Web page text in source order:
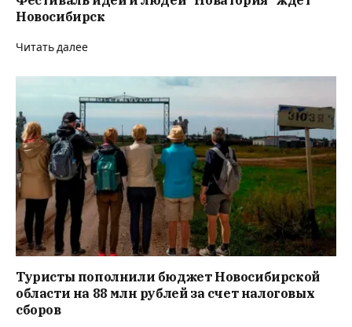
Новосибирск
Читать далее
Туристы пополнили бюджет Новосибирской
области на 88 млн рублей за счет налоговых
сборов